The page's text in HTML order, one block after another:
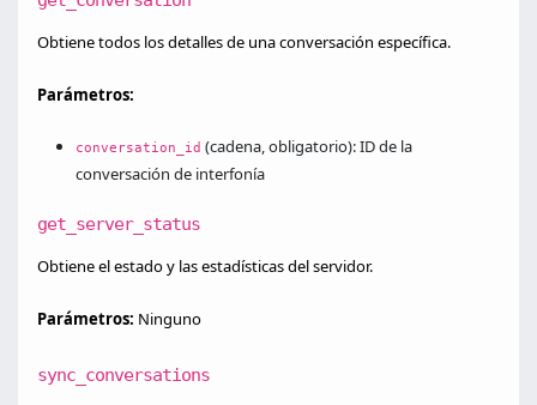
Obtiene todos los detalles de una conversación específica.
Parámetros:
conversation_id (cadena, obligatorio): ID de la
conversación de interfonía
get_server_status
Obtiene el estado y las estadísticas del servidor.
Parámetros: Ninguno
sync_conversations